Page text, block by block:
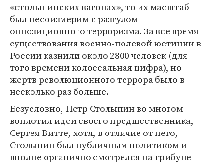
«столыпинских вагонах», то их масштаб
был несоизмерим с разгулом
оппозиционного терроризма. За все время
существования военно-полевой юстиции в
России казнили около 2800 человек (для
того времени колоссальная цифра), но
жертв революционного террора было в
несколько раз больше.
Безусловно, Петр Столыпин во многом
воплотил идеи своего предшественника,
Сергея Витте, хотя, в отличие от него,
Столыпин был публичным политиком и
вполне органично смотрелся на трибуне